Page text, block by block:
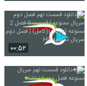
۰۰:۵۲